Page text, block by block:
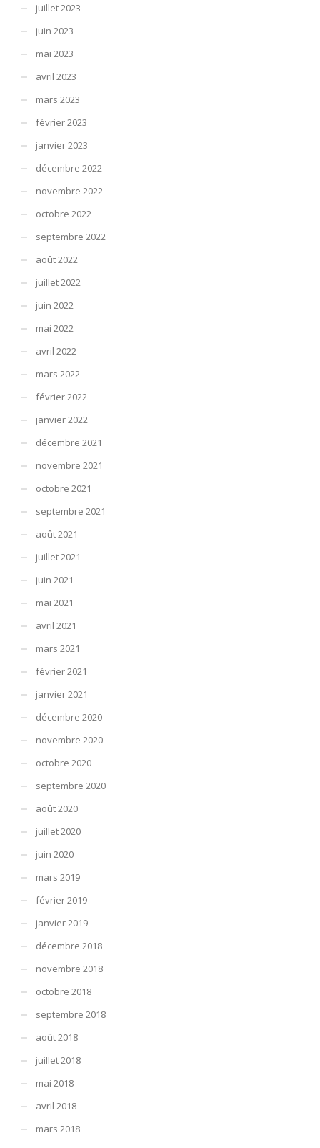
juillet 2023
juin 2023
mai 2023
avril 2023
mars 2023
février 2023
janvier 2023
décembre 2022
novembre 2022
octobre 2022
septembre 2022
août 2022
juillet 2022
juin 2022
mai 2022
avril 2022
mars 2022
février 2022
janvier 2022
décembre 2021
novembre 2021
octobre 2021
septembre 2021
août 2021
juillet 2021
juin 2021
mai 2021
avril 2021
mars 2021
février 2021
janvier 2021
décembre 2020
novembre 2020
octobre 2020
septembre 2020
août 2020
juillet 2020
juin 2020
mars 2019
février 2019
janvier 2019
décembre 2018
novembre 2018
octobre 2018
septembre 2018
août 2018
juillet 2018
mai 2018
avril 2018
mars 2018